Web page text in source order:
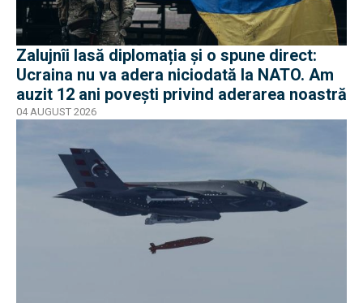
Zalujnîi lasă diplomația și o spune direct:
Ucraina nu va adera niciodată la NATO. Am
auzit 12 ani povești privind aderarea noastră
04 AUGUST 2026